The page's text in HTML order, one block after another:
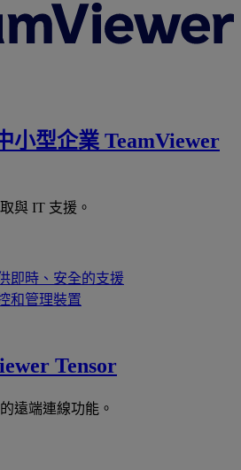
小型企業 TeamViewer
與 IT 支援。
即時、安全的支援
和管理裝置
Tensor
遠端連線功能。